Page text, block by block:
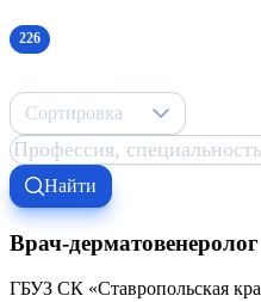
226
Сортировка
Найти
Врач-дерматовенеролог
ГБУЗ СК «Ставропольская